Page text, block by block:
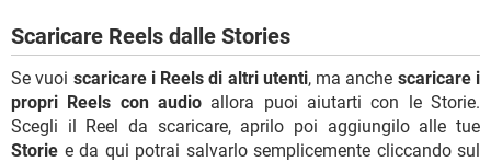
Scaricare Reels dalle Stories
Se vuoi scaricare i Reels di altri utenti, ma anche scaricare i
propri Reels con audio allora puoi aiutarti con le Storie.
Scegli il Reel da scaricare, aprilo poi aggiungilo alle tue
Storie e da qui potrai salvarlo semplicemente cliccando sul